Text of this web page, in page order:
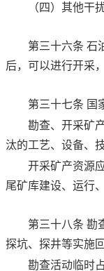
（四）其他干
第三十六条 石
后，可以进行开采
第三十七条 国
勘查、开采矿
汰的工艺、设备、技
开采矿产资源
尾矿库建设、运行
第三十八条 勘
探坑、探井等实施
勘查活动临时